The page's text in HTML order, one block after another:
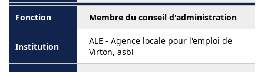
Membre du conseil d'administration
ALE - Agence locale pour l'emploi de
Virton, asbl